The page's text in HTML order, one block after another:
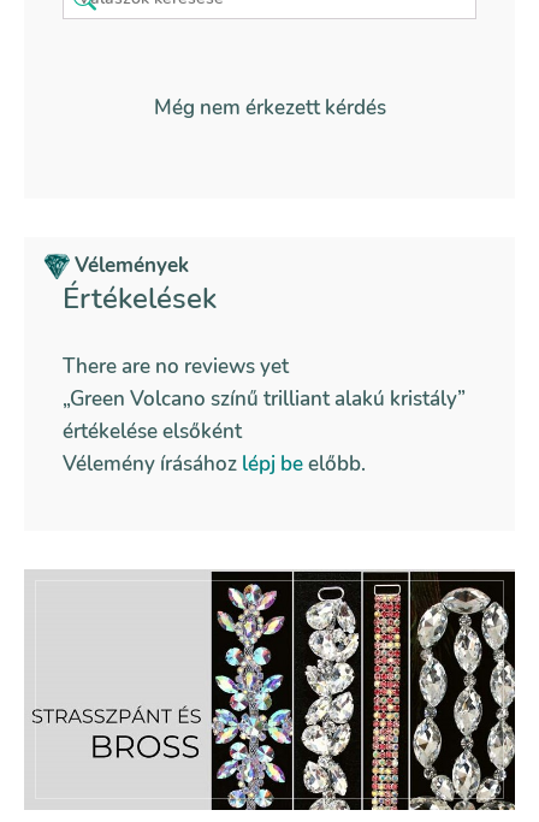
Még nem érkezett kérdés
Vélemények
Értékelések
There are no reviews yet
„Green Volcano színű trilliant alakú kristály”
értékelése elsőként
Vélemény írásához lépj beelőbb.